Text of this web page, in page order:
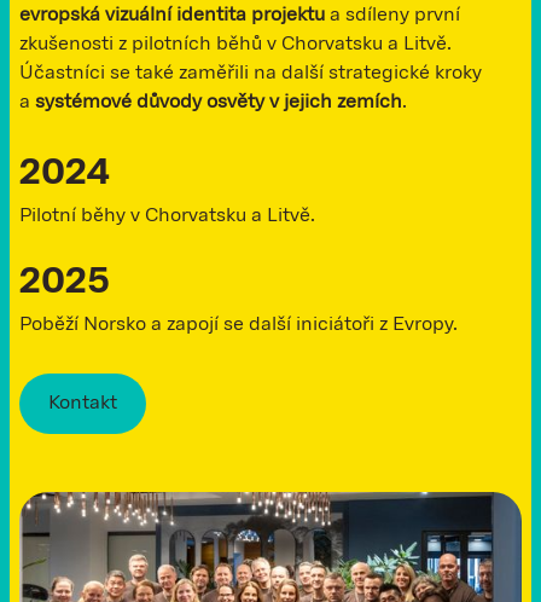
evropská vizuální identita projektu a sdíleny první
zkušenosti z pilotních běhů v Chorvatsku a Litvě.
Účastníci se také zaměřili na další strategické kroky
a systémové důvody osvěty v jejich zemích.
2024
Pilotní běhy v Chorvatsku a Litvě.
2025
Poběží Norsko a zapojí se další iniciátoři z Evropy.
Kontakt